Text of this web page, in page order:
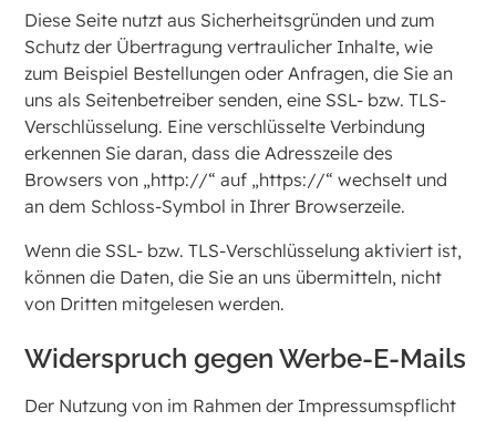
Diese Seite nutzt aus Sicherheitsgründen und zum
Schutz der Übertragung vertraulicher Inhalte, wie
zum Beispiel Bestellungen oder Anfragen, die Sie an
uns als Seitenbetreiber senden, eine SSL- bzw. TLS-
Verschlüsselung. Eine verschlüsselte Verbindung
erkennen Sie daran, dass die Adresszeile des
Browsers von „http://“ auf „https://“ wechselt und
an dem Schloss-Symbol in Ihrer Browserzeile.
Wenn die SSL- bzw. TLS-Verschlüsselung aktiviert ist,
können die Daten, die Sie an uns übermitteln, nicht
von Dritten mitgelesen werden.
Widerspruch gegen Werbe-E-Mails
Der Nutzung von im Rahmen der Impressumspflicht